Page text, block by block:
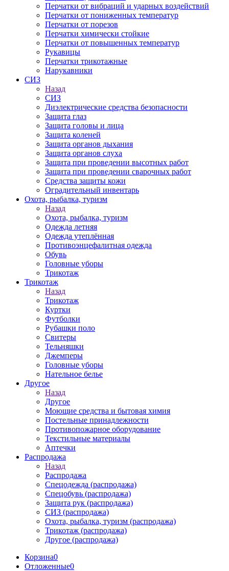
Перчатки от вибраций и ударных воздействий
Перчатки от пониженных температур
Перчатки от порезов
Перчатки химически стойкие
Перчатки от повышенных температур
Рукавицы
Перчатки трикотажные
Нарукавники
СИЗ
Назад
СИЗ
Диэлектрические средства безопасности
Защита глаз
Защита головы и лица
Защита коленей
Защита органов дыхания
Защита органов слуха
Защита при проведении высотных работ
Защита при проведении сварочных работ
Средства защиты кожи
Оградительный инвентарь
Охота, рыбалка, туризм
Назад
Охота, рыбалка, туризм
Одежда летняя
Одежда утеплённая
Противоэнцефалитная одежда
Обувь
Головные уборы
Трикотаж
Трикотаж
Назад
Трикотаж
Куртки
Футболки
Рубашки поло
Свитеры
Тельняшки
Джемперы
Головные уборы
Нательное белье
Другое
Назад
Другое
Моющие средства и бытовая химия
Постельные принадлежности
Противопожарное оборудование
Текстильные материалы
Аптечки
Распродажа
Назад
Распродажа
Спецодежда (распродажа)
Спецобувь (распродажа)
Защита рук (распродажа)
СИЗ (распродажа)
Охота, рыбалка, туризм (распродажа)
Трикотаж (распродажа)
Другое (распродажа)
Корзина0
Отложенные0